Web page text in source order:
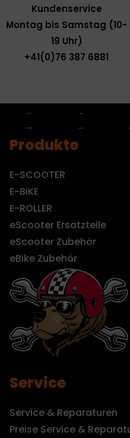
Kundenservice
Montag bis Samstag (10-
19 Uhr)
+41(0)76 387 6881
Produkte
E-SCOOTER
E-BIKE
E-ROLLER
eScooter Ersatzteile
eScooter Zubehör
eBike Zubehör
Service
Service & Reparaturen
Preise Service &